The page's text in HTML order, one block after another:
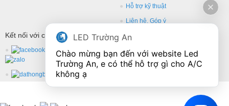
Hỗ trợ kỹ thuật
Liên hệ, Góp ý
Kết nối với chúng tôi
LED Trường An
Chào mừng bạn đến với website Led
Trường An, e có thể hỗ trợ gì cho A/C
không ạ